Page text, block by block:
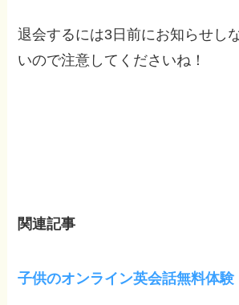
退会するには3日前にお知らせし
いので注意してくださいね！
関連記事
子供のオンライン英会話無料体